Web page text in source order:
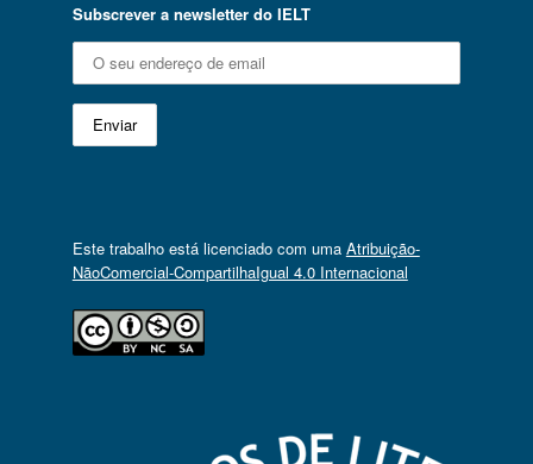
Subscrever a newsletter do IELT
Este trabalho está licenciado com uma Atribuição-
NãoComercial-CompartilhaIgual 4.0 Internacional